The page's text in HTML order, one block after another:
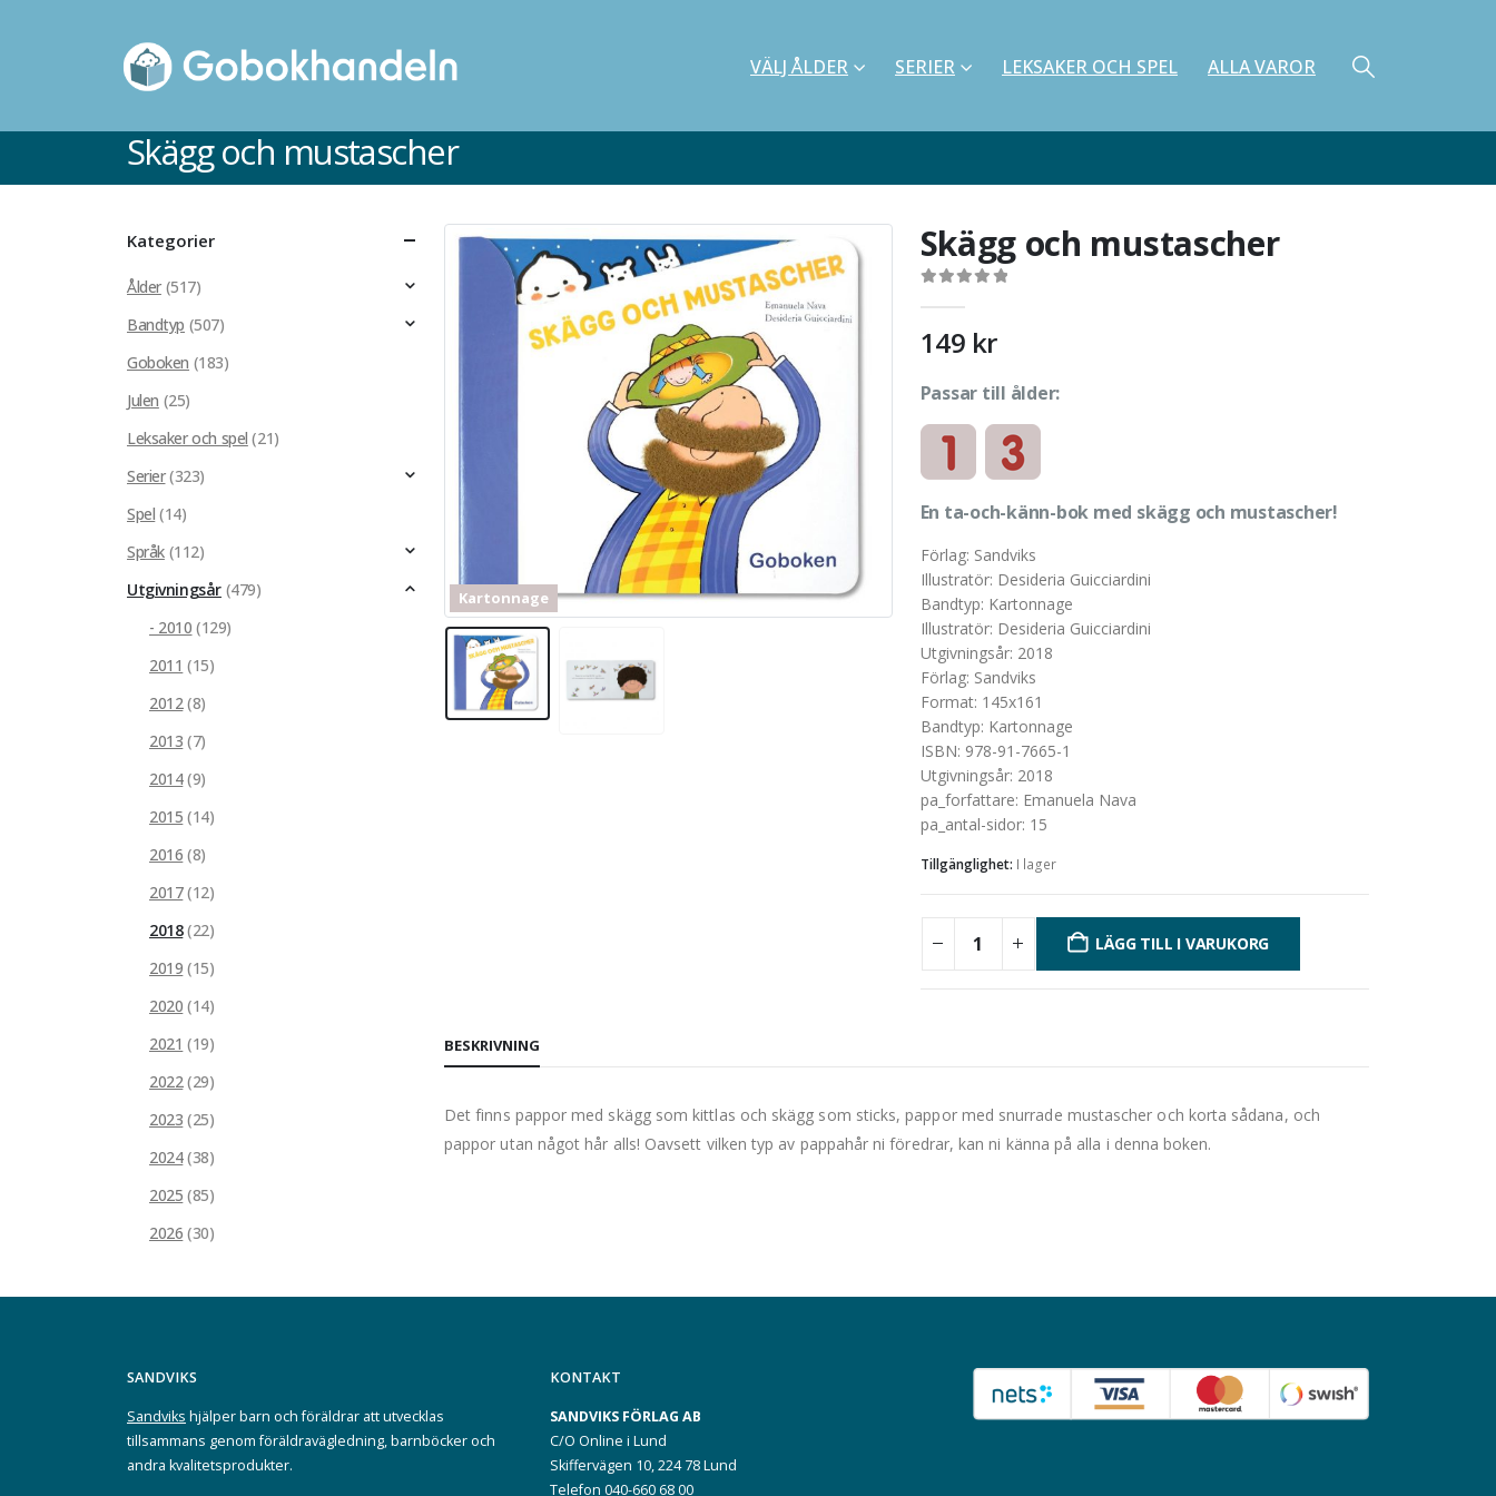
VÄLJ ÅLDER SERIER LEKSAKER OCH SPEL ALLA VAROR
Skägg och mustascher
Kartonnage
Kartonnage
Skägg och mustascher
149 kr
Passar till ålder:
En ta-och-känn-bok med skägg och mustascher!
Förlag: Sandviks
Illustratör: Desideria Guicciardini
Bandtyp: Kartonnage
Illustratör: Desideria Guicciardini
Utgivningsår: 2018
Förlag: Sandviks
Format: 145x161
Bandtyp: Kartonnage
ISBN: 978-91-7665-1
Utgivningsår: 2018
pa_forfattare: Emanuela Nava
pa_antal-sidor: 15
Tillgänglighet: I lager
LÄGG TILL I VARUKORG
BESKRIVNING
Det finns pappor med skägg som kittlas och skägg som sticks, pappor med snurrade mustascher och korta sådana, och
pappor utan något hår alls! Oavsett vilken typ av pappahår ni föredrar, kan ni känna på alla i denna boken.
Kategorier
Ålder (517)
Bandtyp (507)
Goboken (183)
Julen (25)
Leksaker och spel (21)
Serier(323)
Spel (14)
Språk (112)
Utgivningsår (479)
- 2010 (129)
2011 (15)
2012(8)
2013 (7)
2014(9)
2015 (14)
2016 (8)
2017(12)
2018(22)
2019 (15)
2020 (14)
2021 (19)
2022(29)
2023 (25)
2024(38)
2025 (85)
2026 (30)
SANDVIKS
Sandviks hjälper barn och föräldrar att utvecklas
tillsammans genom föräldravägledning, barnböcker och
andra kvalitetsprodukter.
KONTAKT
SANDVIKS FÖRLAG AB
C/O Online i Lund
Skiffervägen 10, 224 78 Lund
Telefon 040-660 68 00